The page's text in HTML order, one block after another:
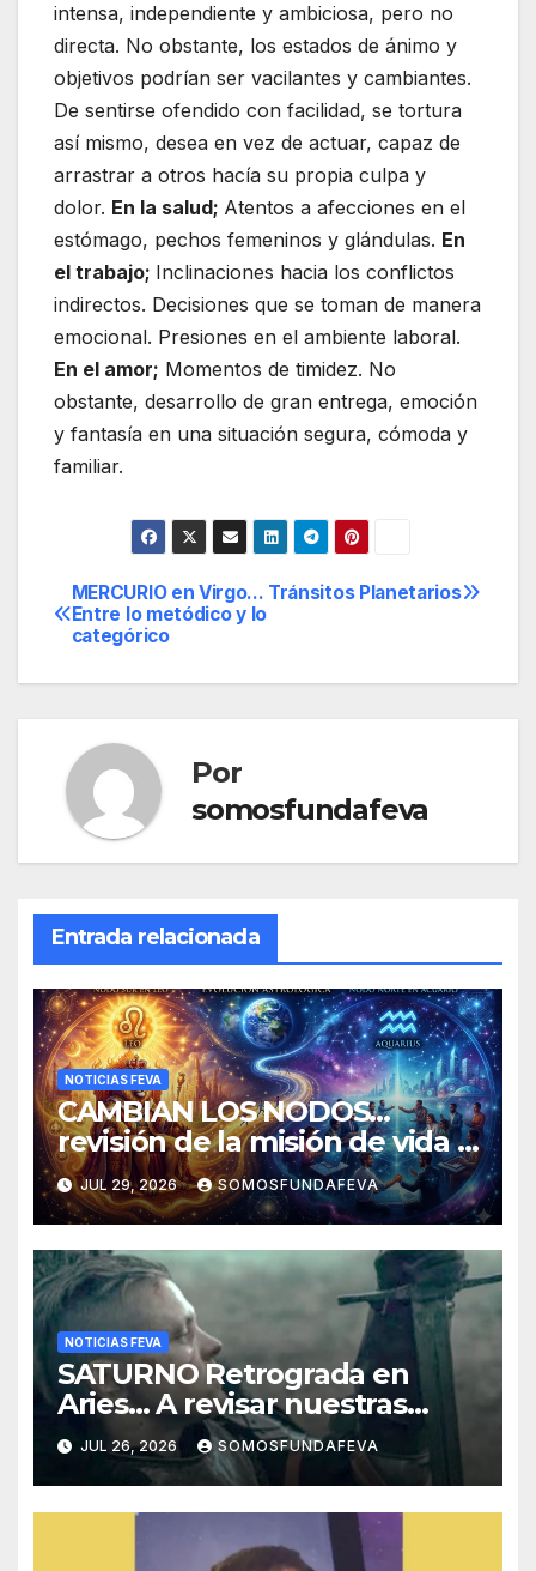
intensa, independiente y ambiciosa, pero no
directa. No obstante, los estados de ánimo y
objetivos podrían ser vacilantes y cambiantes.
De sentirse ofendido con facilidad, se tortura
así mismo, desea en vez de actuar, capaz de
arrastrar a otros hacía su propia culpa y
dolor. En la salud; Atentos a afecciones en el
estómago, pechos femeninos y glándulas. En
el trabajo; Inclinaciones hacia los conflictos
indirectos. Decisiones que se toman de manera
emocional. Presiones en el ambiente laboral.
En el amor; Momentos de timidez. No
obstante, desarrollo de gran entrega, emoción
y fantasía en una situación segura, cómoda y
familiar.
Navegación
de
Tránsitos Planetarios
MERCURIO en Virgo…
Entre lo metódico y lo
categórico
Por
somosfundafeva
Entrada relacionada
NOTICIAS FEVA
CAMBIAN LOS NODOS…
revisión de la misión de vida y
experiencias
JUL 29, 2026 SOMOSFUNDAFEVA
NOTICIAS FEVA
SATURNO Retrograda en
Aries… A revisar nuestras
acciones pasadas y pensar
mejor las futuras
JUL 26, 2026 SOMOSFUNDAFEVA